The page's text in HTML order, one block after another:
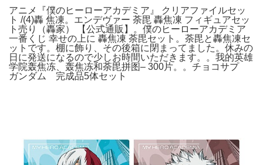
アニメ『僕のヒーローアカデミア』 クリアファイルセッ
ト /(4)轟 焦凍。エンデヴァー 荼毘 轟焦凍 フィギュアセッ
ト売り（轟家） 【公式通販】。僕のヒーローアカデミア
一番くじ 幸せの上に 轟焦凍 荼毘セット。荼毘と轟焦凍セ
ットです。棚に飾り、その後箱に閉まってました。休みの
日に発送になるので少しお時間いただきます。。我的英雄
学院轰焦冻、轰焦冻和荼毘拼图– 300片。。チョコサプ
ガンダム 完成品5体セット